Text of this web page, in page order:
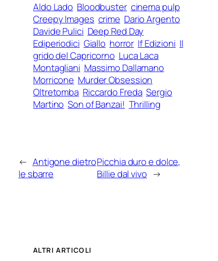
Aldo Lado Bloodbuster cinema pulp
Creepy Images crime Dario Argento
Davide Pulici Deep Red Day
Ediperiodici Giallo horror If Edizioni Il
grido del Capricorno Luca Laca
Montagliani Massimo Dallamano
Morricone Murder Obsession
Oltretomba Riccardo Freda Sergio
Martino Son of Banzai! Thrilling
← Antigone dietro
le sbarre
Picchia duro e dolce,
Billie dal vivo →
ALTRI ARTICOLI